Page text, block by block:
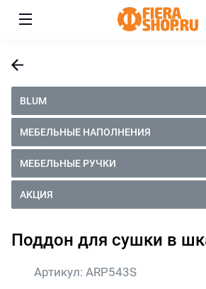
BLUM
МЕБЕЛЬНЫЕ НАПОЛНЕНИЯ
МЕБЕЛЬНЫЕ РУЧКИ
АКЦИЯ
Поддон для сушки в
Артикул: ARP543S